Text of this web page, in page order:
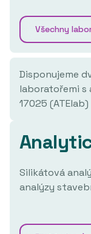
Všechny
Disponujeme
laboratořemi s
17025 (ATElab)
Silikátová
analýzy